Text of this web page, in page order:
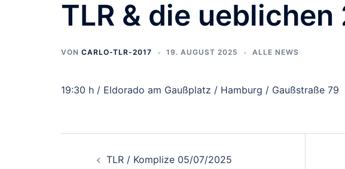
TLR & die
VON CARLO-TLR-2017 19. AUGUST 2025 ALLE NEWS
19:30 h / Eldorado am Gaußplatz / Hamburg / Gaußstraße 79
Beitragsnavigation
TLR / Komplize 05/07/2025